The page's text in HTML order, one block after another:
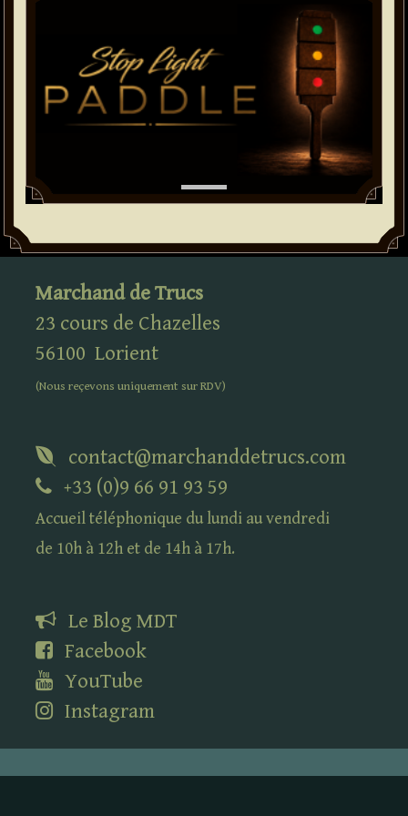
Marchand de Trucs
23 cours de Chazelles
56100 Lorient
(Nous reçevons uniquement surRDV)
contact@marchanddetrucs.com
+33 (0)9 66 91 93 59
Accueil téléphonique du lundi au vendredi
de 10h à 12h et de 14h à 17h.
Le Blog MDT
Facebook
YouTube
Instagram